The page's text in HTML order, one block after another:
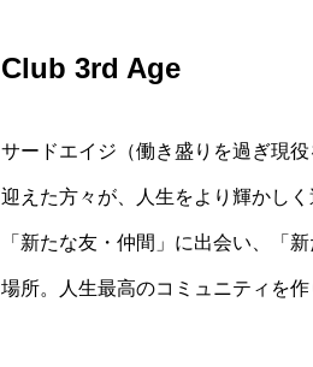
Club 3rd Age
サードエイジ（働き盛りを過ぎ現
迎えた方々が、人生をより輝かし
「新たな友・仲間」に出会い、「
場所。人生最高のコミュニティを作
FACILITY
アクセスや、施設の詳細など、
覧ください。
FLOW
コートの予約方法など、サービス
ください。